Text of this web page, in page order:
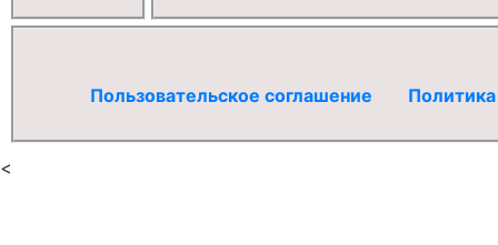
Пользовательское соглашение
<